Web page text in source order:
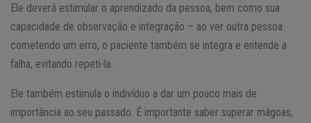
Ele deverá estimular o aprendizado da pessoa, bem como sua
capacidade de observação e integração – ao ver outra pessoa
cometendo um erro, o paciente também se integra e entende a
falha, evitando repeti-la.
Ele também estimula o indivíduo a dar um pouco mais de
importância ao seu passado. É importante saber superar mágoas,